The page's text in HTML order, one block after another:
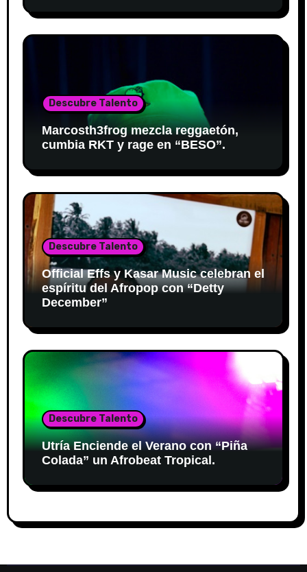
Descubre Talento
Marcosth3frog mezcla reggaetón,
cumbia RKT y rage en “BESO”.
Descubre Talento
Official Effs y Kasar Music celebran el
espíritu del Afropop con “Detty
December”
Descubre Talento
Utría Enciende el Verano con “Piña
Colada” un Afrobeat Tropical.